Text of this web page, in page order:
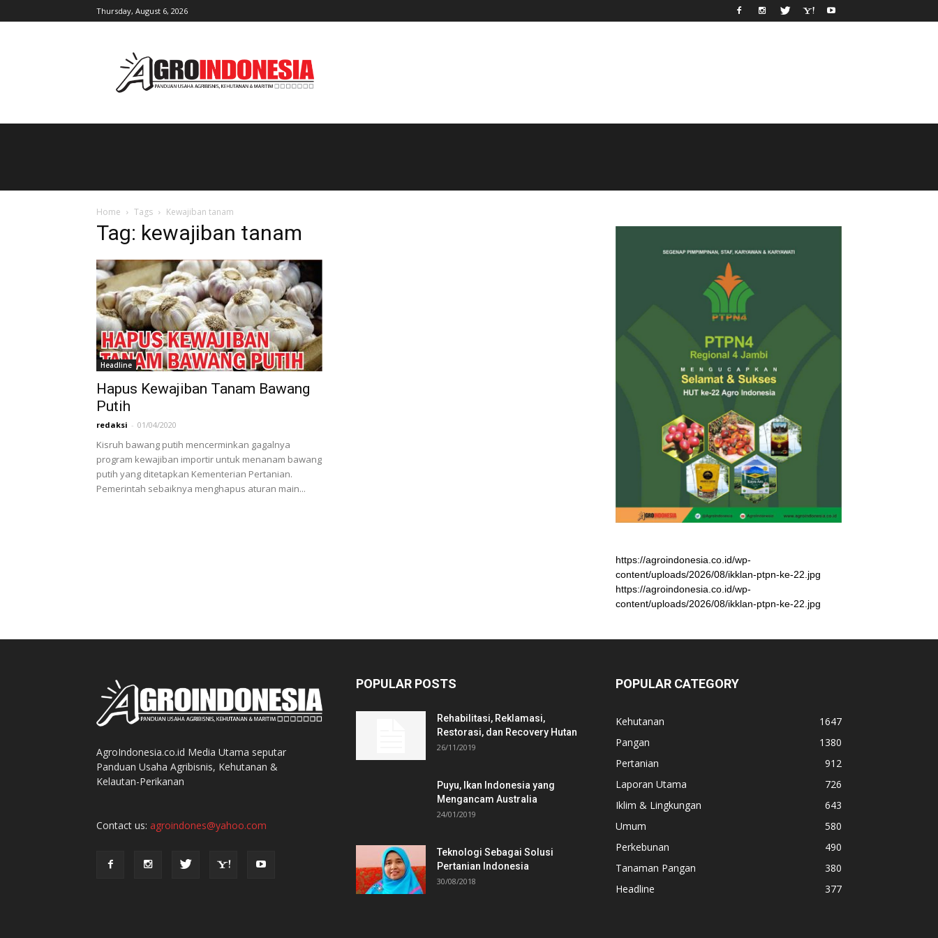
Thursday, August 6, 2026
Home Tags Kewajiban tanam
Tag: kewajiban tanam
Headline
Hapus Kewajiban Tanam Bawang
Putih
redaksi - 01/04/2020
Kisruh bawang putih mencerminkan gagalnya
program kewajiban importir untuk menanam bawang
putih yang ditetapkan Kementerian Pertanian.
Pemerintah sebaiknya menghapus aturan main...
https://agroindonesia.co.id/wp-
content/uploads/2026/08/ikklan-ptpn-ke-22.jpg
https://agroindonesia.co.id/wp-
content/uploads/2026/08/ikklan-ptpn-ke-22.jpg
AgroIndonesia.co.id Media Utama seputar
Panduan Usaha Agribisnis, Kehutanan &
Kelautan-Perikanan
Contact us: agroindones@yahoo.com
POPULAR POSTS
Rehabilitasi, Reklamasi,
Restorasi, dan Recovery Hutan
26/11/2019
Puyu, Ikan Indonesia yang
Mengancam Australia
24/01/2019
Teknologi Sebagai Solusi
Pertanian Indonesia
30/08/2018
POPULAR CATEGORY
Kehutanan
1647
Pangan
1380
Pertanian
912
Laporan Utama
726
Iklim & Lingkungan
643
Umum
580
Perkebunan
490
Tanaman Pangan
380
Headline
377